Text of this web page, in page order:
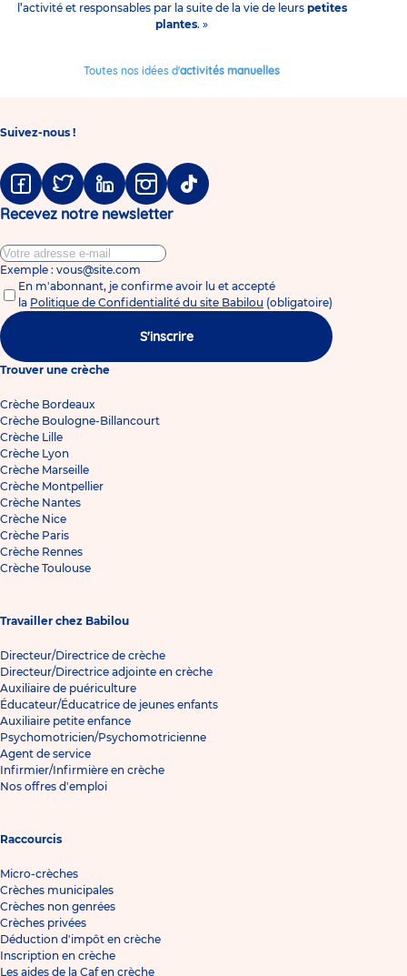
l’activité et responsables par la suite de la vie de leurs petites
plantes. »
Toutes nos idées d'activités manuelles
Suivez-nous !
FacebookTwitter LinkedinInstagramTiktok
Recevez notre newsletter
Exemple : vous@site.com
En m'abonnant, je confirme avoir lu et accepté
la Politique de Confidentialité du site Babilou (obligatoire)
S'inscrire
Trouver une crèche
Crèche Bordeaux
Crèche Boulogne-Billancourt
Crèche Lille
Crèche Lyon
Crèche Marseille
Crèche Montpellier
Crèche Nantes
Crèche Nice
Crèche Paris
Crèche Rennes
Crèche Toulouse
Travailler chez Babilou
Directeur/Directrice de crèche
Directeur/Directrice adjointe en crèche
Auxiliaire de puériculture
Éducateur/Éducatrice de jeunes enfants
Auxiliaire petite enfance
Psychomotricien/Psychomotricienne
Agent de service
Infirmier/Infirmière en crèche
Nos offres d'emploi
Raccourcis
Micro-crèches
Crèches municipales
Crèches non genrées
Crèches privées
Déduction d'impôt en crèche
Inscription en crèche
Les aides de la Caf en crèche